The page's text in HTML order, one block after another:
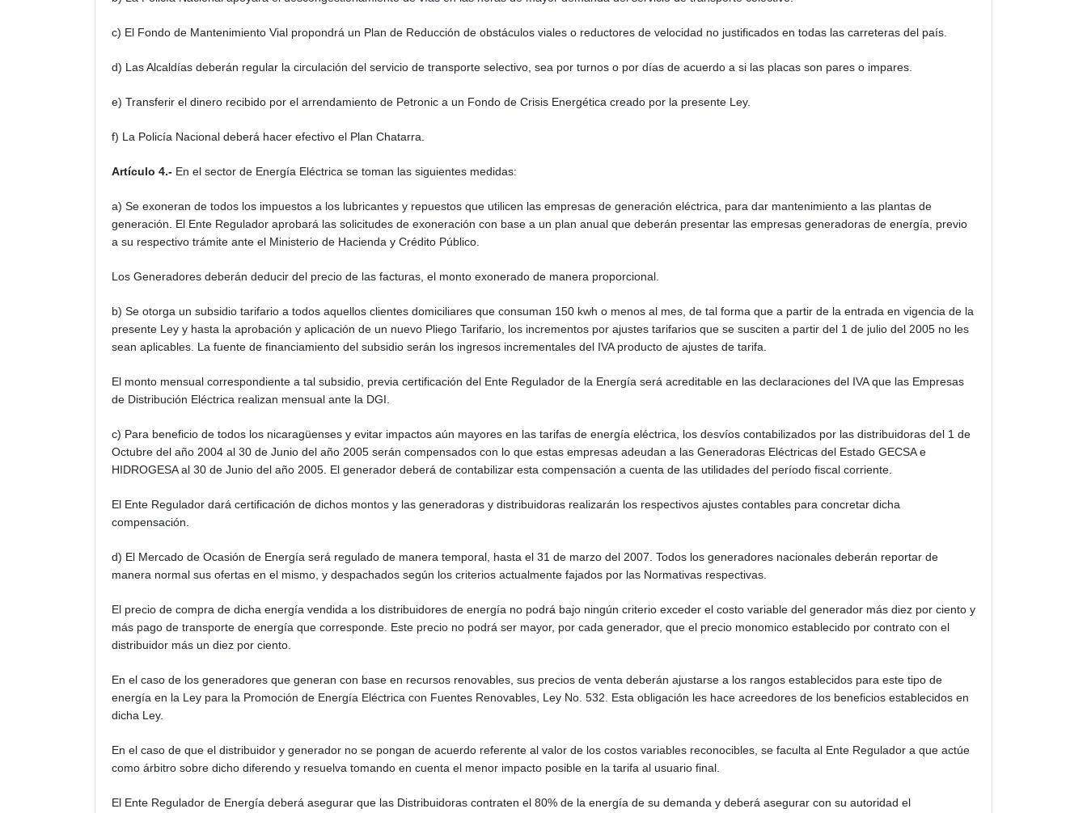
c) El Fondo de Mantenimiento Vial propondrá un Plan de Reducción de obstáculos viales o reductores de velocidad no justificados en todas las carreteras del país.
d) Las Alcaldías deberán regular la circulación del servicio de transporte selectivo, sea por turnos o por días de acuerdo a si las placas son pares o impares.
e) Transferir el dinero recibido por el arrendamiento de Petronic a un Fondo de Crisis Energética creado por la presente Ley.
f) La Policía Nacional deberá hacer efectivo el Plan Chatarra.
Artículo 4.- En el sector de Energía Eléctrica se toman las siguientes medidas:
a) Se exoneran de todos los impuestos a los lubricantes y repuestos que utilicen las empresas de generación eléctrica, para dar mantenimiento a las plantas de
generación. El Ente Regulador aprobará las solicitudes de exoneración con base a un plan anual que deberán presentar las empresas generadoras de energía, previo
a su respectivo trámite ante el Ministerio de Hacienda y Crédito Público.
Los Generadores deberán deducir del precio de las facturas, el monto exonerado de manera proporcional.
b) Se otorga un subsidio tarifario a todos aquellos clientes domiciliares que consuman 150 kwh o menos al mes, de tal forma que a partir de la entrada en vigencia de la
presente Ley y hasta la aprobación y aplicación de un nuevo Pliego Tarifario, los incrementos por ajustes tarifarios que se susciten a partir del 1 de julio del 2005 no les
sean aplicables. La fuente de financiamiento del subsidio serán los ingresos incrementales del IVA producto de ajustes de tarifa.
El monto mensual correspondiente a tal subsidio, previa certificación del Ente Regulador de la Energía será acreditable en las declaraciones del IVA que las Empresas
de Distribución Eléctrica realizan mensual ante la DGI.
c) Para beneficio de todos los nicaragüenses y evitar impactos aún mayores en las tarifas de energía eléctrica, los desvíos contabilizados por las distribuidoras del 1 de
Octubre del año 2004 al 30 de Junio del año 2005 serán compensados con lo que estas empresas adeudan a las Generadoras Eléctricas del Estado GECSA e
HIDROGESA al 30 de Junio del año 2005. El generador deberá de contabilizar esta compensación a cuenta de las utilidades del período fiscal corriente.
El Ente Regulador dará certificación de dichos montos y las generadoras y distribuidoras realizarán los respectivos ajustes contables para concretar dicha
compensación.
d) El Mercado de Ocasión de Energía será regulado de manera temporal, hasta el 31 de marzo del 2007. Todos los generadores nacionales deberán reportar de
manera normal sus ofertas en el mismo, y despachados según los criterios actualmente fajados por las Normativas respectivas.
El precio de compra de dicha energía vendida a los distribuidores de energía no podrá bajo ningún criterio exceder el costo variable del generador más diez por ciento y
más pago de transporte de energía que corresponde. Este precio no podrá ser mayor, por cada generador, que el precio monomico establecido por contrato con el
distribuidor más un diez por ciento.
En el caso de los generadores que generan con base en recursos renovables, sus precios de venta deberán ajustarse a los rangos establecidos para este tipo de
energía en la Ley para la Promoción de Energía Eléctrica con Fuentes Renovables, Ley No. 532. Esta obligación les hace acreedores de los beneficios establecidos en
dicha Ley.
En el caso de que el distribuidor y generador no se pongan de acuerdo referente al valor de los costos variables reconocibles, se faculta al Ente Regulador a que actúe
como árbitro sobre dicho diferendo y resuelva tomando en cuenta el menor impacto posible en la tarifa al usuario final.
El Ente Regulador de Energía deberá asegurar que las Distribuidoras contraten el 80% de la energía de su demanda y deberá asegurar con su autoridad el